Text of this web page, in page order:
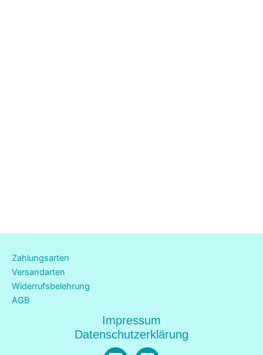
Zahlungsarten
Versandarten
Widerrufsbelehrung
AGB
Impressum
Datenschutzerklärung